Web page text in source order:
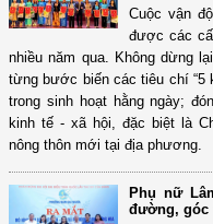
Cuộc vận
được các
nhiều năm qua. Không dừng
từng bước biến các tiêu chí “5
trong sinh hoạt hằng ngày;
kinh tế - xã hội, đặc biệt là
nông thôn mới tại địa phương.
Phụ nữ
đường, góc